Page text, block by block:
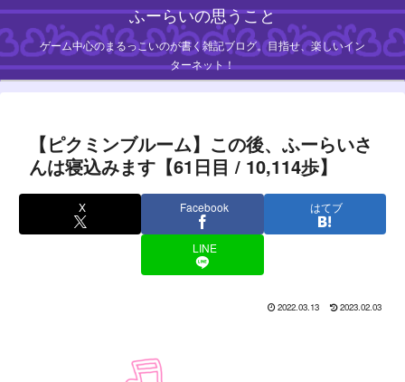
ふーらいの思うこと
ゲーム中心のまるっこいのが書く雑記ブログ。目指せ、楽しいイン
ターネット！
【ピクミンブルーム】この後、ふーらいさ
んは寝込みます【61日目 / 10,114歩】
X Facebook はてブ
LINE
2022.03.13 2023.02.03